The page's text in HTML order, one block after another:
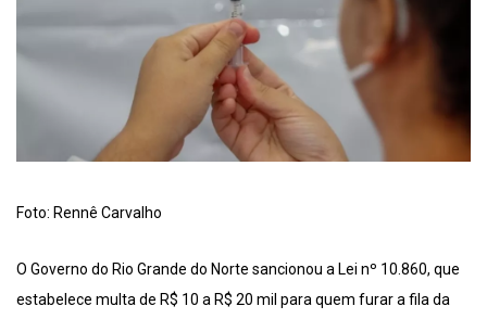
Foto: Rennê Carvalho
O Governo do Rio Grande do Norte sancionou a Lei nº 10.860, que
estabelece multa de R$ 10 a R$ 20 mil para quem furar a fila da